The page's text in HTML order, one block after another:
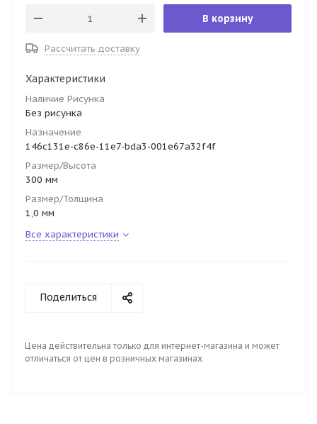
В корзину
Рассчитать доставку
Характеристики
Наличие Рисунка
Без рисунка
Назначение
146c131e-c86e-11e7-bda3-001e67a32f4f
Размер/Высота
300 мм
Размер/Толщина
1,0 мм
Все характеристики
Поделиться
Цена действительна только для интернет-магазина и может
отличаться от цен в розничных магазинах